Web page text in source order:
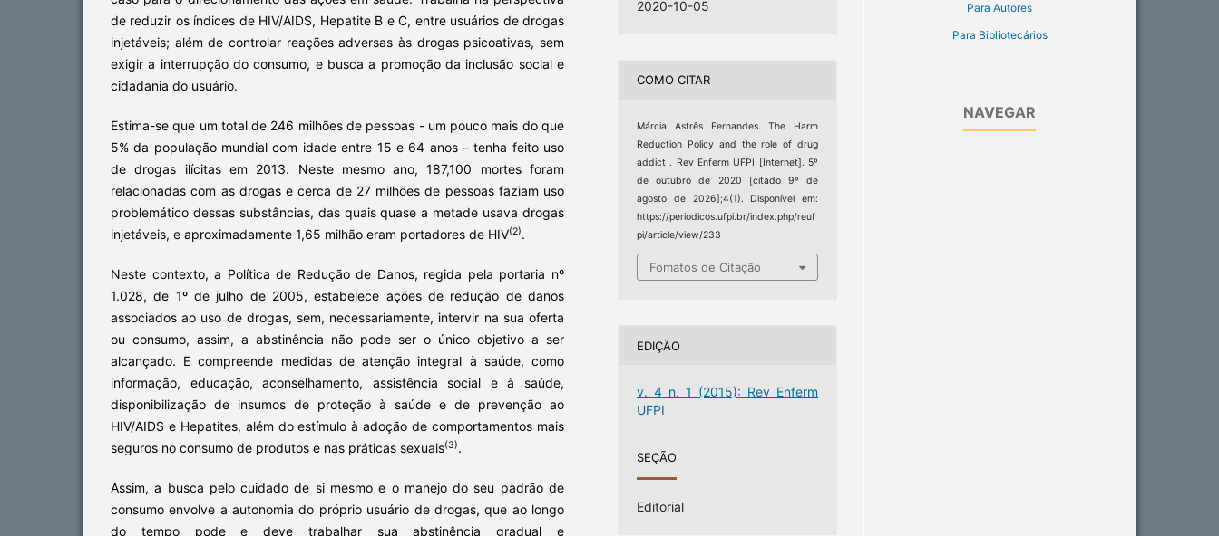
de reduzir os índices de HIV/AIDS, Hepatite B e C, entre usuários de drogas
injetáveis; além de controlar reações adversas às drogas psicoativas, sem
exigir a interrupção do consumo, e busca a promoção da inclusão social e
cidadania do usuário.
Estima-se que um total de 246 milhões de pessoas - um pouco mais do que
5% da população mundial com idade entre 15 e 64 anos – tenha feito uso
de drogas ilícitas em 2013. Neste mesmo ano, 187,100 mortes foram
relacionadas com as drogas e cerca de 27 milhões de pessoas faziam uso
problemático dessas substâncias, das quais quase a metade usava drogas
injetáveis, e aproximadamente 1,65 milhão eram portadores de HIV(2).
Neste contexto, a Política de Redução de Danos, regida pela portaria nº
1.028, de 1º de julho de 2005, estabelece ações de redução de danos
associados ao uso de drogas, sem, necessariamente, intervir na sua oferta
ou consumo, assim, a abstinência não pode ser o único objetivo a ser
alcançado. E compreende medidas de atenção integral à saúde, como
informação, educação, aconselhamento, assistência social e à saúde,
disponibilização de insumos de proteção à saúde e de prevenção ao
HIV/AIDS e Hepatites, além do estímulo à adoção de comportamentos mais
seguros no consumo de produtos e nas práticas sexuais(3).
Assim, a busca pelo cuidado de si mesmo e o manejo do seu padrão de
consumo envolve a autonomia do próprio usuário de drogas, que ao longo
do tempo pode e deve trabalhar sua abstinência gradual e
2020-10-05
COMO CITAR
Márcia Astrês Fernandes. The Harm
Reduction Policy and the role of drug
addict . Rev Enferm UFPI [Internet]. 5º
de outubro de 2020 [citado 9º de
agosto de 2026];4(1). Disponível em:
https://periodicos.ufpi.br/index.php/reuf
pi/article/view/233
Fomatos de Citação
EDIÇÃO
v. 4 n. 1 (2015): Rev Enferm
UFPI
SEÇÃO
Editorial
Para Autores
Para Bibliotecários
NAVEGAR